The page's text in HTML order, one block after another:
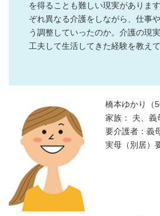
を得ることも難しい現実がありま
ぞれ異なる介護をしながら、仕事
う調整していったのか。介護の現
工夫して生活してきた経験を教え
橋本ゆかり（
家族： 夫、義
要介護者：義
実母（別居）